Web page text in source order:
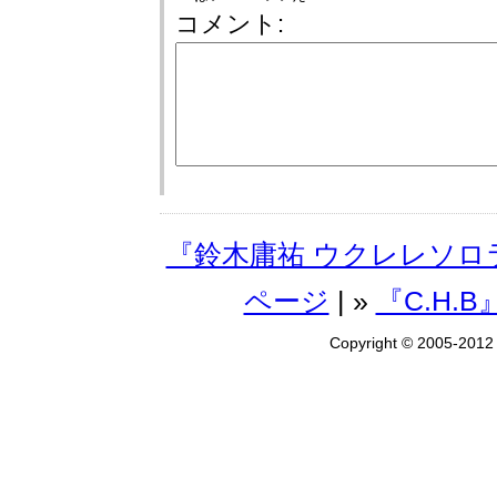
コメント:
『鈴木庸祐 ウクレレソ
ページ
| » 『C.H.B
Copyright © 2005-2012